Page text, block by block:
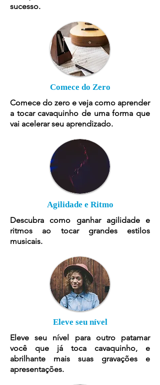
sucesso.
Comece do Zero
Comece do zero e veja como aprender
a tocar cavaquinho de uma forma que
vai acelerar seu aprendizado.
Agilidade e Ritmo
Descubra como ganhar agilidade e
ritmos ao tocar grandes estilos
musicais.
Eleve seu nível
Eleve seu nível para outro patamar
você que já toca cavaquinho, e
abrilhante mais suas gravações e
apresentações.